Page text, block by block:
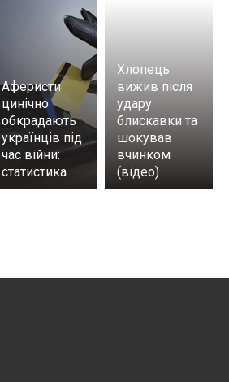
Аферисти
цинічно
обкрадають
українців під
час війни:
статистика
Хлопець
вижив після
удару
блискавки та
шокував
вчинком
(відео)